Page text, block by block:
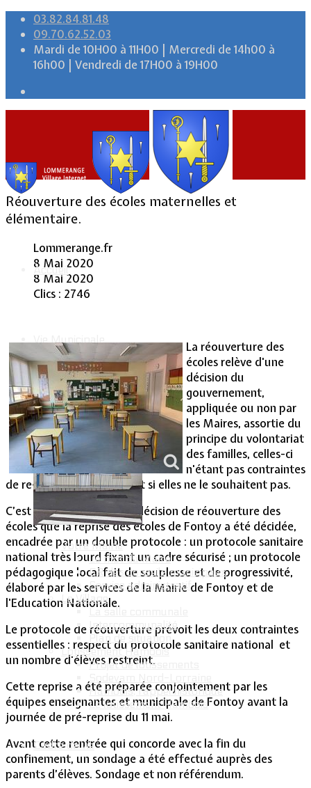
03.82.84.81.48
09.70.62.52.03
Mardi de 10H00 à 11H00 | Mercredi de 14h00 à
16h00 | Vendredi de 17H00 à 19H00
Accueil
Vie Municipale
Votre Mairie
Le mot du Maire
CR des conseils municipaux
Service administratif
Le Village
La salle communale
Intercommunalité
Plan de situation
Lotissement Hambois
Projet de lotissements
Hambois, rappel historique
Le lotissement Hambois
Cadre de vie
Réouverture des écoles maternelles et
élémentaire.
Lommerange.fr
8 Mai 2020
8 Mai 2020
Clics : 2746
La réouverture des
écoles relève d'une
décision du
gouvernement,
appliquée ou non par
les Maires, assortie du
principe du volontariat
des familles, celles-ci
n'étant pas contraintes
de re-scolariser leur enfant si elles ne le souhaitent pas.
C’est sur la base de cette décision de réouverture des
écoles que la reprise des écoles de Fontoy a été décidée,
encadrée par un double protocole : un protocole sanitaire
national très lourd fixant un cadre sécurisé ; un protocole
pédagogique local fait de souplesse et de progressivité,
élaboré par les services de la Mairie de Fontoy et de
l'Education Nationale.
Le protocole de réouverture prévoit les deux contraintes
essentielles : respect du protocole sanitaire national et
un nombre d'élèves restreint.
Cette reprise a été préparée conjointement par les
équipes enseignantes et municipale de Fontoy avant la
journée de pré-reprise du 11 mai.
Avant cette rentrée qui concorde avec la fin du
confinement, un sondage a été effectué auprès des
parents d’élèves. Sondage et non référendum.